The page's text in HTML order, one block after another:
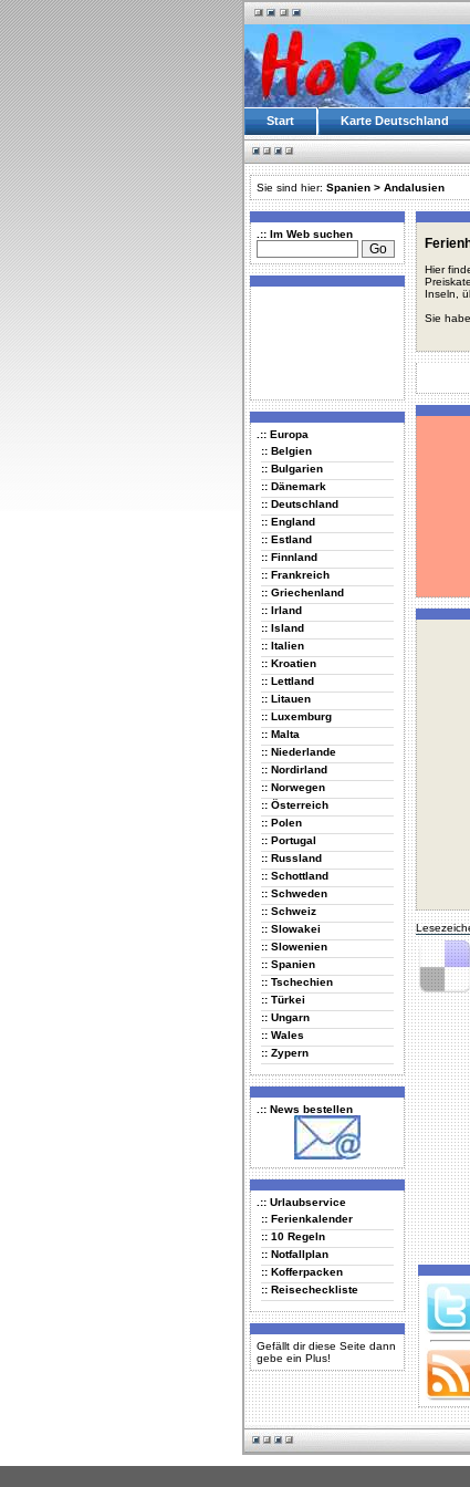
Start Karte Deutschland
Sie sind hier: Spanien > Andalusien
.:: Im Web suchen
.:: Europa
:: Belgien
:: Bulgarien
:: Dänemark
:: Deutschland
:: England
:: Estland
:: Finnland
:: Frankreich
:: Griechenland
:: Irland
:: Island
:: Italien
:: Kroatien
:: Lettland
:: Litauen
:: Luxemburg
:: Malta
:: Niederlande
:: Nordirland
:: Norwegen
:: Österreich
:: Polen
:: Portugal
:: Russland
:: Schottland
:: Schweden
:: Schweiz
:: Slowakei
:: Slowenien
:: Spanien
:: Tschechien
:: Türkei
:: Ungarn
:: Wales
:: Zypern
.:: News bestellen
.:: Urlaubservice
:: Ferienkalender
:: 10 Regeln
:: Notfallplan
:: Kofferpacken
:: Reisecheckliste
Gefällt dir diese Seite dann
gebe ein Plus!
Hier
Inseln,
Sie
Delicious